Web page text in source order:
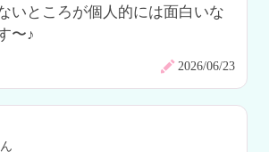
いところが個人的には面白いな
〜♪
2026/06/23